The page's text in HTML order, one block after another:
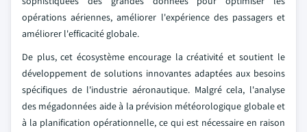
opérations aériennes, améliorer l'expérience des passagers et
améliorer l'efficacité globale.
De plus, cet écosystème encourage la créativité et soutient le
développement de solutions innovantes adaptées aux besoins
spécifiques de l'industrie aéronautique. Malgré cela, l'analyse
des mégadonnées aide à la prévision météorologique globale et
à la planification opérationnelle, ce qui est nécessaire en raison